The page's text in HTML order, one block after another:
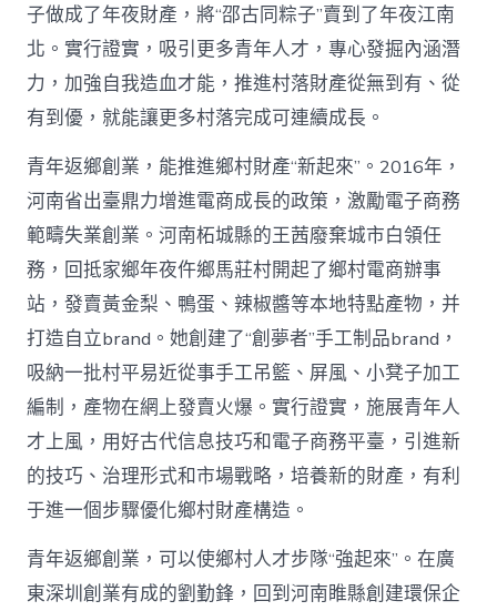
子做成了年夜財產，將“邵古同粽子”賣到了年夜江南
北。實行證實，吸引更多青年人才，專心發掘內涵潛
力，加強自我造血才能，推進村落財產從無到有、從
有到優，就能讓更多村落完成可連續成長。
青年返鄉創業，能推進鄉村財產“新起來”。2016年，
河南省出臺鼎力增進電商成長的政策，激勵電子商務
範疇失業創業。河南柘城縣的王茜廢棄城市白領任
務，回抵家鄉年夜仵鄉馬莊村開起了鄉村電商辦事
站，發賣黃金梨、鴨蛋、辣椒醬等本地特點產物，并
打造自立brand。她創建了“創夢者”手工制品brand，
吸納一批村平易近從事手工吊籃、屏風、小凳子加工
編制，產物在網上發賣火爆。實行證實，施展青年人
才上風，用好古代信息技巧和電子商務平臺，引進新
的技巧、治理形式和市場戰略，培養新的財產，有利
于進一個步驟優化鄉村財產構造。
青年返鄉創業，可以使鄉村人才步隊“強起來”。在廣
東深圳創業有成的劉勤鋒，回到河南睢縣創建環保企